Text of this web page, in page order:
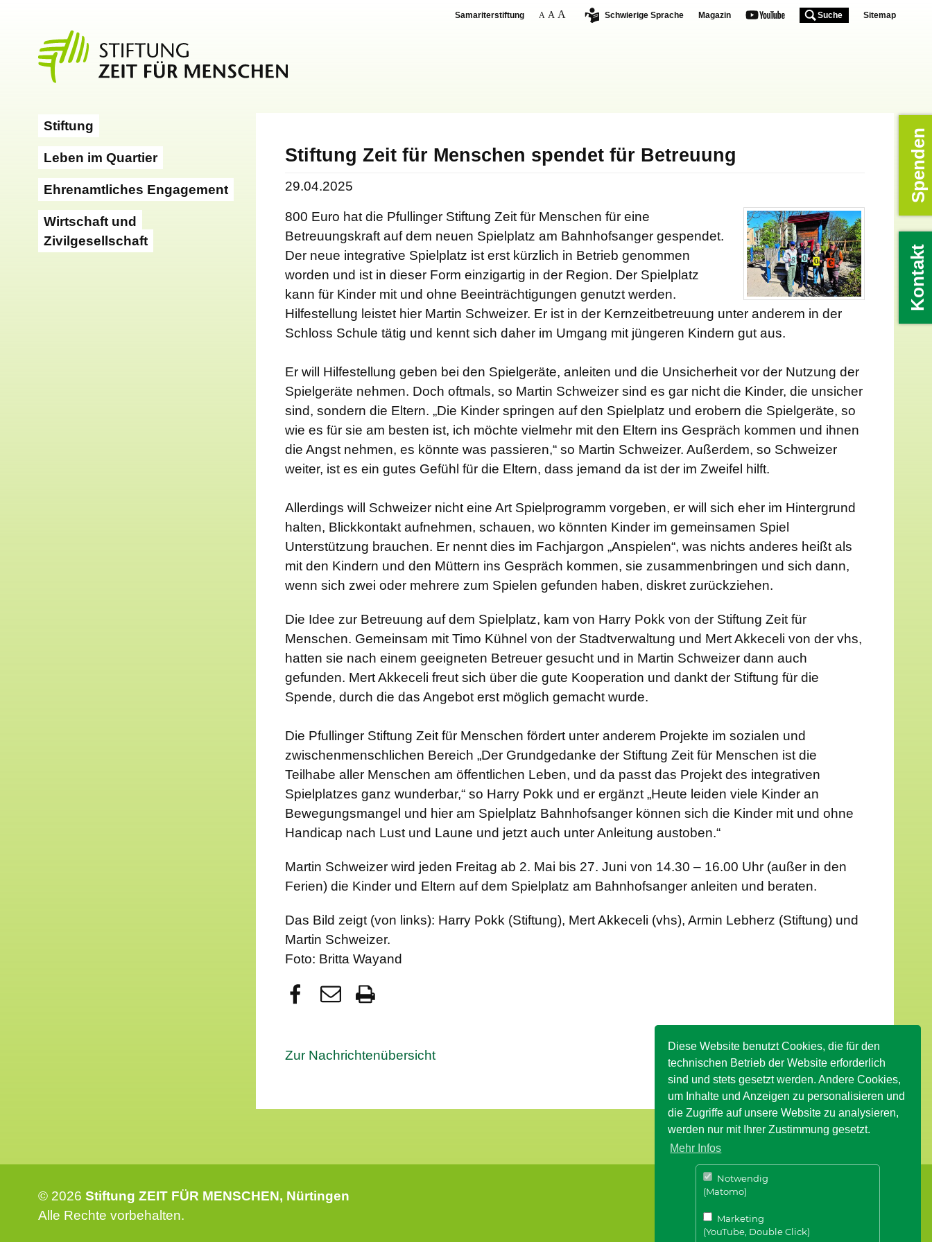
Diese Website benutzt Cookies, die für den
technischen Betrieb der Website erforderlich
sind und stets gesetzt werden. Andere Cookies,
um Inhalte und Anzeigen zu personalisieren und
die Zugriffe auf unsere Website zu analysieren,
werden nur mit Ihrer Zustimmung gesetzt.
Mehr Infos
Notwendig
(Matomo)
Marketing
(YouTube, Double Click)
Stiftung
Leben im Quartier
Ehrenamtliches Engagement
Wirtschaft und
Zivilgesellschaft
Samariterstiftung Schwierige Sprache Magazin Suche Sitemap
Stiftung Zeit für Menschen spendet für Betreuung
29.04.2025
800 Euro hat die Pfullinger Stiftung Zeit für Menschen für eine
Betreuungskraft auf dem neuen Spielplatz am Bahnhofsanger gespendet.
Der neue integrative Spielplatz ist erst kürzlich in Betrieb genommen
worden und ist in dieser Form einzigartig in der Region. Der Spielplatz
kann für Kinder mit und ohne Beeinträchtigungen genutzt werden.
Hilfestellung leistet hier Martin Schweizer. Er ist in der Kernzeitbetreuung unter anderem in der
Schloss Schule tätig und kennt sich daher im Umgang mit jüngeren Kindern gut aus.
Er will Hilfestellung geben bei den Spielgeräte, anleiten und die Unsicherheit vor der Nutzung der
Spielgeräte nehmen. Doch oftmals, so Martin Schweizer sind es gar nicht die Kinder, die unsicher
sind, sondern die Eltern. „Die Kinder springen auf den Spielplatz und erobern die Spielgeräte, so
wie es für sie am besten ist, ich möchte vielmehr mit den Eltern ins Gespräch kommen und ihnen
die Angst nehmen, es könnte was passieren,“ so Martin Schweizer. Außerdem, so Schweizer
weiter, ist es ein gutes Gefühl für die Eltern, dass jemand da ist der im Zweifel hilft.
Allerdings will Schweizer nicht eine Art Spielprogramm vorgeben, er will sich eher im Hintergrund
halten, Blickkontakt aufnehmen, schauen, wo könnten Kinder im gemeinsamen Spiel
Unterstützung brauchen. Er nennt dies im Fachjargon „Anspielen“, was nichts anderes heißt als
mit den Kindern und den Müttern ins Gespräch kommen, sie zusammenbringen und sich dann,
wenn sich zwei oder mehrere zum Spielen gefunden haben, diskret zurückziehen.
Die Idee zur Betreuung auf dem Spielplatz, kam von Harry Pokk von der Stiftung Zeit für
Menschen. Gemeinsam mit Timo Kühnel von der Stadtverwaltung und Mert Akkeceli von der vhs,
hatten sie nach einem geeigneten Betreuer gesucht und in Martin Schweizer dann auch
gefunden. Mert Akkeceli freut sich über die gute Kooperation und dankt der Stiftung für die
Spende, durch die das Angebot erst möglich gemacht wurde.
Die Pfullinger Stiftung Zeit für Menschen fördert unter anderem Projekte im sozialen und
zwischenmenschlichen Bereich „Der Grundgedanke der Stiftung Zeit für Menschen ist die
Teilhabe aller Menschen am öffentlichen Leben, und da passt das Projekt des integrativen
Spielplatzes ganz wunderbar,“ so Harry Pokk und er ergänzt „Heute leiden viele Kinder an
Bewegungsmangel und hier am Spielplatz Bahnhofsanger können sich die Kinder mit und ohne
Handicap nach Lust und Laune und jetzt auch unter Anleitung austoben.“
Martin Schweizer wird jeden Freitag ab 2. Mai bis 27. Juni von 14.30 – 16.00 Uhr (außer in den
Ferien) die Kinder und Eltern auf dem Spielplatz am Bahnhofsanger anleiten und beraten.
Das Bild zeigt (von links): Harry Pokk (Stiftung), Mert Akkeceli (vhs), Armin Lebherz (Stiftung) und
Martin Schweizer.
Foto: Britta Wayand
Zur Nachrichtenübersicht
Spenden
Kontakt
© 2026Stiftung ZEIT FÜR MENSCHEN, Nürtingen
Alle Rechte vorbehalten.